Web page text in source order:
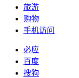
旅游
购物
手机访问
必应
百度
搜狗